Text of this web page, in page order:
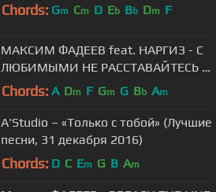
Chords: Gm Cm D Eb Bb Dm F
МАКСИМ ФАДЕЕВ feat. НАРГИЗ - С
ЛЮБИМЫМИ НЕ РАССТАВАЙТЕСЬ |
ПРЕМЬЕРА 2016
Chords: A Dm F Gm G Bb Am
A'Studio – «Только с тобой» (Лучшие
песни, 31 декабря 2016)
Chords: D C Em G B Am